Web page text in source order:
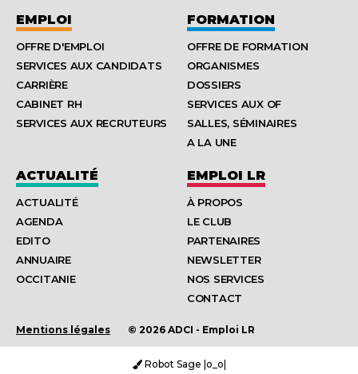
EMPLOI
OFFRE D'EMPLOI
SERVICES AUX CANDIDATS
CARRIÈRE
CABINET RH
SERVICES AUX RECRUTEURS
FORMATION
OFFRE DE FORMATION
ORGANISMES
DOSSIERS
SERVICES AUX OF
SALLES, SÉMINAIRES
A LA UNE
ACTUALITÉ
ACTUALITÉ
AGENDA
EDITO
ANNUAIRE
OCCITANIE
EMPLOI LR
À PROPOS
LE CLUB
PARTENAIRES
NEWSLETTER
NOS SERVICES
CONTACT
Mentions légales © 2026 ADCI - Emploi LR
Robot Sage |o_o|